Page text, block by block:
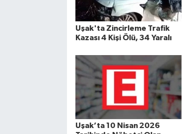
Uşak'ta Zincirleme Trafik
Kazası 4 Kişi Ölü, 34 Yaralı
Uşak’ta 10 Nisan 2026